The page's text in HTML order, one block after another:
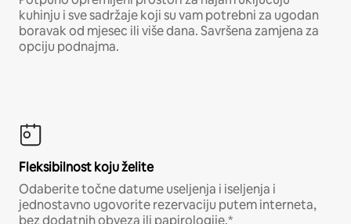
kuhinju i sve sadržaje koji su vam potrebni za ugodan
boravak od mjesec ili više dana. Savršena zamjena za
opciju podnajma.
Fleksibilnost koju želite
Odaberite točne datume useljenja i iseljenja i
jednostavno ugovorite rezervaciju putem interneta,
bez dodatnih obveza ili papirologije.*